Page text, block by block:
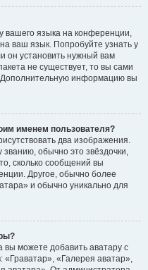
вашего языка на конференции,
ваш язык. Попробуйте узнать у
он установить нужный вам
не существует, то вы сами
Дополнительную информацию вы
именем пользователя?
два изображения.
обычно это звёздочки,
сколько сообщений вы
Другое, обычно более
и обычно уникально для
вы можете добавить аватару с
«Граватар», «Галерея аватар»,